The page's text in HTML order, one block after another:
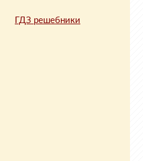
ГДЗ решебники